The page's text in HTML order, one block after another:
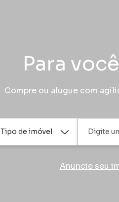
Para
Compre ou alugue com
Tipo de imóvel
Anuncie seu